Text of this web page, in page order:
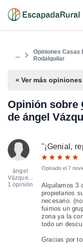
...
Opiniones Casas
Rodalquilar
« Ver más opiniones
Opinión sobre
de ángel
ángel
Vázque...
1 opinión
"¡Genial,
Opinado el 7
Alquilamos 3
propietarios
necesario.
fuimos un
zona ya la
todo un
Gracias por